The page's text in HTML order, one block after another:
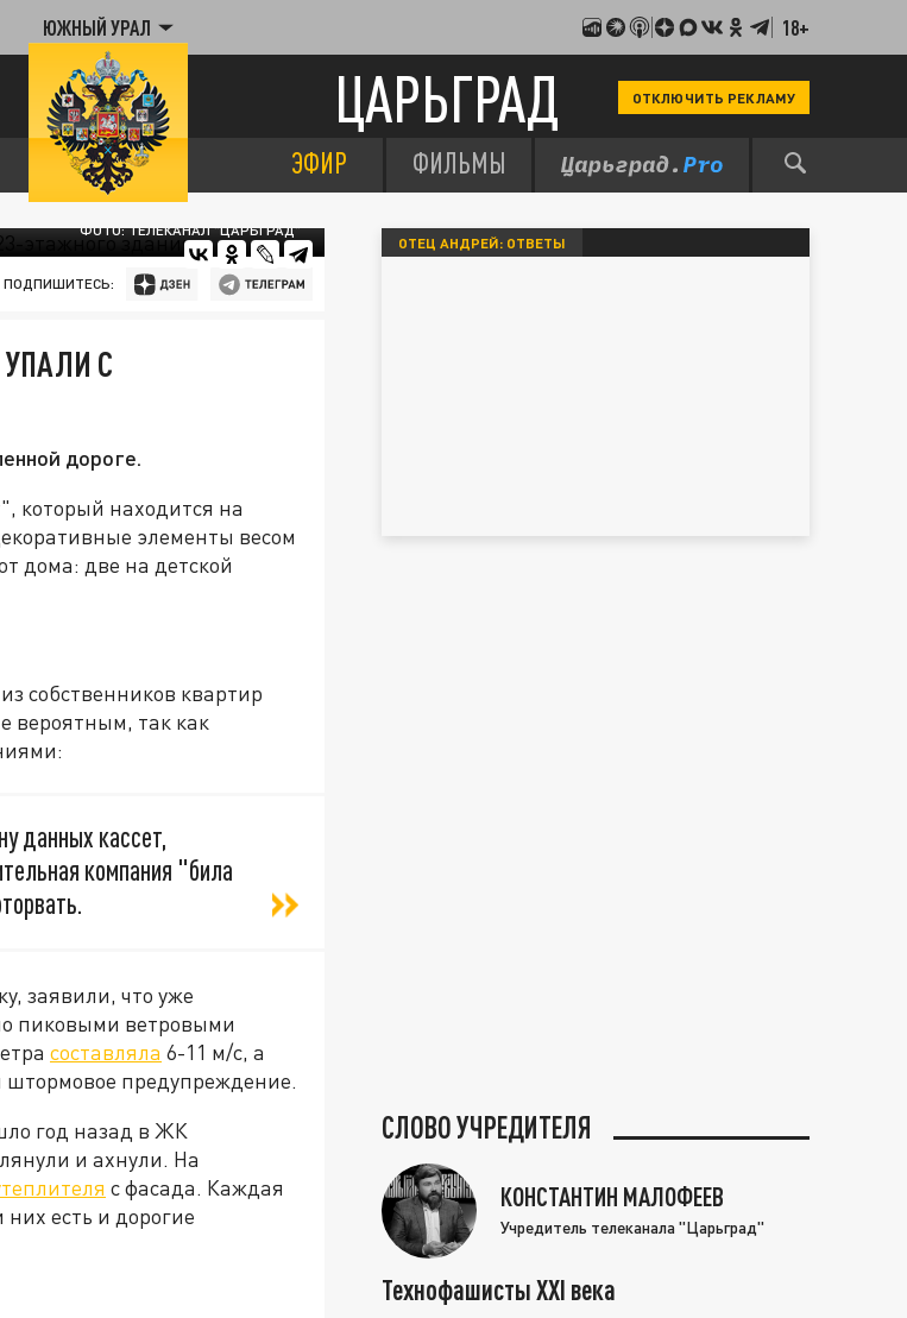
ЮЖНЫЙ УРАЛ 18+
ЦАРЬГРАД ОТКЛЮЧИТЬ РЕКЛАМУ
ЭФИР ФИЛЬМЫ
ФОТО: ТЕЛЕКАНАЛ "ЦАРЬГРАД"
ПОДПИШИТЕСЬ:
С
дороге.
который находится на
элементы весом
дома: две на детской
собственников квартир
вероятным, так как
данных кассет,
компания "била
заявили, что уже
пиковыми ветровыми
составляла 6-11 м/с, а
предупреждение.
год назад в ЖК
и ахнули. На
с фасада. Каждая
есть и дорогие
ОТЕЦ АНДРЕЙ: ОТВЕТЫ
СЛОВО УЧРЕДИТЕЛЯ
КОНСТАНТИН МАЛОФЕЕВ
Учредитель телеканала "Царьград"
Технофашисты XXI века